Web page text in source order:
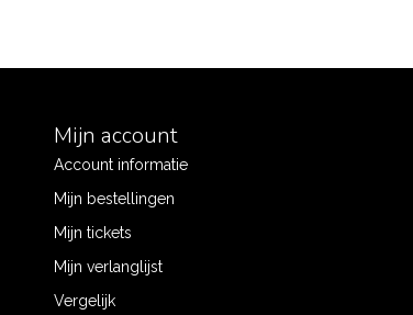
Mijn account
Account informatie
Mijn bestellingen
Mijn tickets
Mijn verlanglijst
Vergelijk